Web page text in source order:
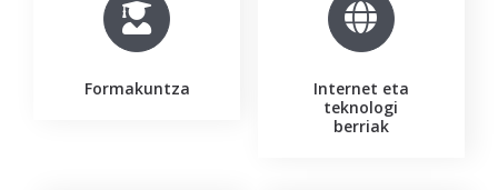
Formakuntza
Internet eta
teknologi
berriak